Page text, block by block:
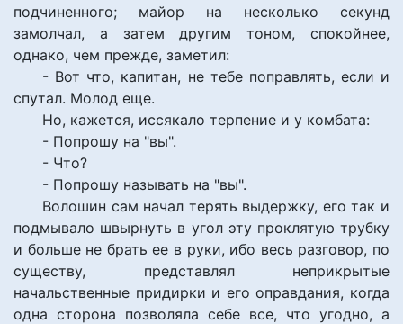
подчиненного; майор на несколько секунд
замолчал, а затем другим тоном, спокойнее,
однако, чем прежде, заметил:
- Вот что, капитан, не тебе поправлять, если и
спутал. Молод еще.
Но, кажется, иссякало терпение и у комбата:
- Попрошу на "вы".
- Что?
- Попрошу называть на "вы".
Волошин сам начал терять выдержку, его так и
подмывало швырнуть в угол эту проклятую трубку
и больше не брать ее в руки, ибо весь разговор, по
существу, представлял неприкрытые
начальственные придирки и его оправдания, когда
одна сторона позволяла себе все, что угодно, а